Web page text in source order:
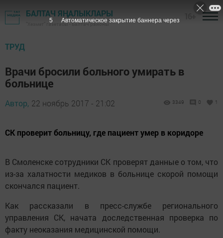
БАЛТАЧ ЯҢАЛЫКЛАРЫ
"Хезмәт" газетасы - Балтач районы
ТРУД
Врачи бросили больного умирать в
больнице
Автор, 22 ноябрь 2017 - 21:02 3349 0 1
СК проверит больницу, где пациент умер в коридоре
В Смоленске сотрудники СК проверят данные о том, что
из-за халатности медиков в больнице скорой помощи
скончался пациент.
Как рассказали в пресс-службе регионального
управления СК, начата доследственная проверка по
факту неоказания медицинской помощи.
4 Автоматическое закрытие баннера через